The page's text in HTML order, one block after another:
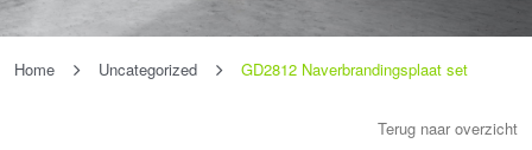
Home Uncategorized GD2812 Naverbrandingsplaat set
Terug naar overzicht